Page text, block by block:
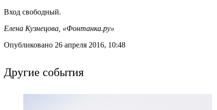
Вход свободный.
Елена Кузнецова, «Фонтанка.ру»
Опубликовано 26 апреля 2016, 10:48
Другие события